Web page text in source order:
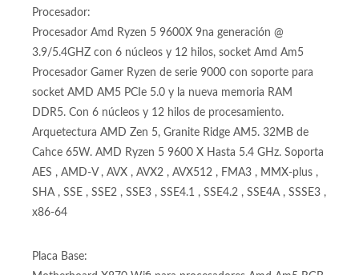
* Chasis Gamer: Flow C Negro
* Fuente de Alimentación: 700W 80+
Procesador:
Procesador Amd Ryzen 5 9600X 9na generación @
3.9/5.4GHZ con 6 núcleos y 12 hilos, socket Amd Am5
Procesador Gamer Ryzen de serie 9000 con soporte para
socket AMD AM5 PCIe 5.0 y la nueva memoria RAM
DDR5. Con 6 núcleos y 12 hilos de procesamiento.
Arquetectura AMD Zen 5, Granite Ridge AM5. 32MB de
Cahce 65W. AMD Ryzen 5 9600 X Hasta 5.4 GHz. Soporta
SHA , SSE , SSE2 , SSE3 , SSE4.1 , SSE4.2 , SSE4A , SSSE3 ,
x86-64